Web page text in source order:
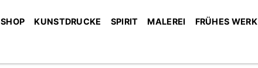
SHOP KUNSTDRUCKE SPIRIT MALEREI FRÜHES WERK